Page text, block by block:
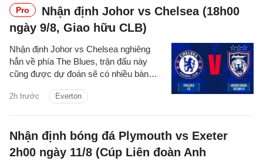
Pro
Nhận định Johor vs Chelsea (18h00
ngày 9/8, Giao hữu CLB)
2h trước Everton
Nhận định Johor vs Chelsea nghiêng
hẳn về phía The Blues, trận đấu này
cũng được dự đoán sẽ có nhiều bàn
Nhận định bóng đá Plymouth vs Exeter
2h00 ngày 11/8 (Cúp Liên đoàn Anh